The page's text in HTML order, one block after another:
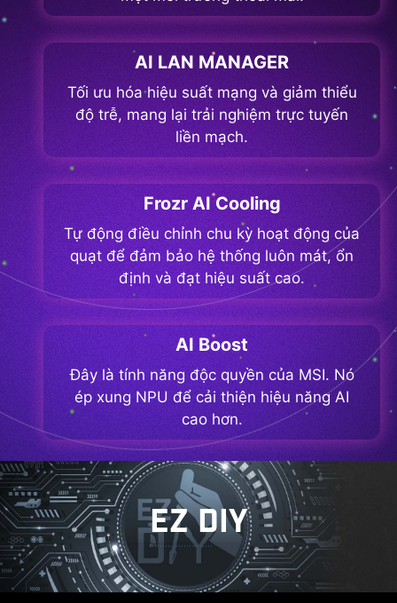
AI LAN MANAGER
Tối ưu hóa hiệu suất mạng và giảm thiểu
độ trễ, mang lại trải nghiệm trực tuyến
liền mạch.
Frozr AI Cooling
Tự động điều chỉnh chu kỳ hoạt động của
quạt để đảm bảo hệ thống luôn mát, ổn
định và đạt hiệu suất cao.
AI Boost
Đây là tính năng độc quyền của MSI. Nó
ép xung NPU để cải thiện hiệu năng AI
cao hơn.
EZ DIY